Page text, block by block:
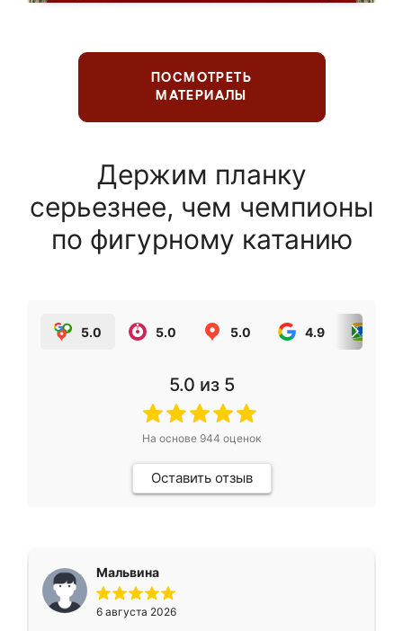
ПОСМОТРЕТЬ
МАТЕРИАЛЫ
Держим планку
серьезнее, чем чемпионы
по фигурному катанию
5.0 5.0 5.0 4.9
5.0 из 5
На основе 944 оценок
Оставить отзыв
Мальвина
6 августа 2026